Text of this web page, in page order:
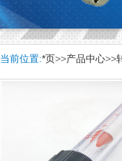
当前位置:*页>>产品中心>>